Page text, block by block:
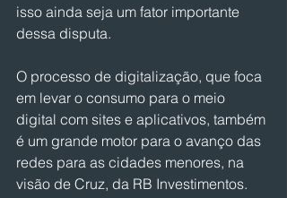
isso ainda seja um fator importante
dessa disputa.
O processo de digitalização, que foca
em levar o consumo para o meio
digital com sites e aplicativos, também
é um grande motor para o avanço das
redes para as cidades menores, na
visão de Cruz, da RB Investimentos.